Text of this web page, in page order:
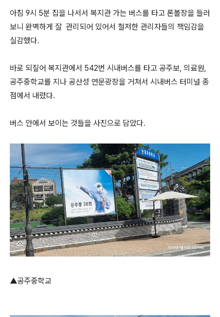
아침 9시 5분 집을 나서서 복지관 가는 버스를 타고 론볼장을 들러
보니 완벽하게 잘 관리되어 있어서 철저한 관리자들의 책임감을
실감했다.
바로 되짚어 복지관에서 542번 시내버스를 타고 공주보, 의료원,
공주중학교를 지나 공산성 연문광장을 거쳐서 시내버스 터미널 종
점에서 내렸다.
버스 안에서 보이는 것들을 사진으로 담았다.
▲공주중학교